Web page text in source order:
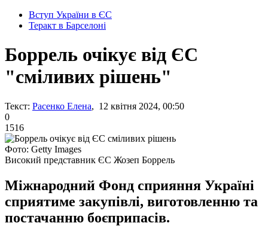
Вступ України в ЄС
Теракт в Барселоні
Боррель очікує від ЄС
"сміливих рішень"
Текст: Расенко Елена, 12 квітня 2024, 00:50
0
1516
Фото: Getty Images
Високий представник ЄС Жозеп Боррель
Міжнародний Фонд сприяння Україні
сприятиме закупівлі, виготовленню та
постачанню боєприпасів.